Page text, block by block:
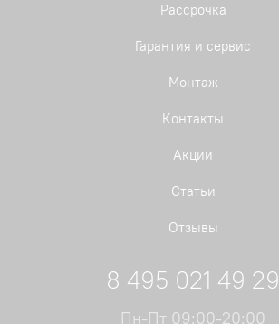
Рассрочка
Гарантия и сервис
Монтаж
Контакты
Акции
Статьи
Отзывы
8 495 021 49 29
Пн-Пт 09:00-20:00